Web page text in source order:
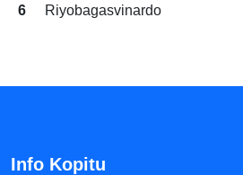
6 Riyobagasvinardo
Info Kopitu